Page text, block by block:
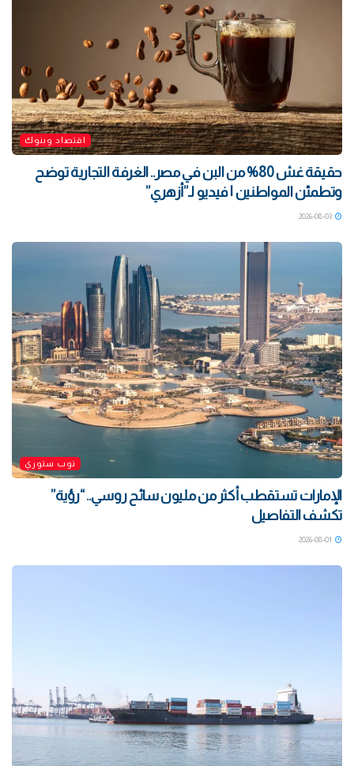
اقتصاد وبنوك
حقيقة غش 80% من البن في مصر.. الغرفة التجارية توضح
وتطمئن المواطنين | فيديو لـ”أزهري”
توب ستوري
الإمارات تستقطب أكثر من مليون سائح روسي.. “رؤية”
تكشف التفاصيل